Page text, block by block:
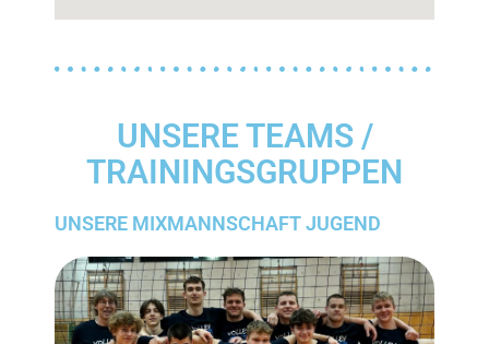
UNSERE TEAMS /
TRAININGSGRUPPEN
UNSERE MIXMANNSCHAFT JUGEND